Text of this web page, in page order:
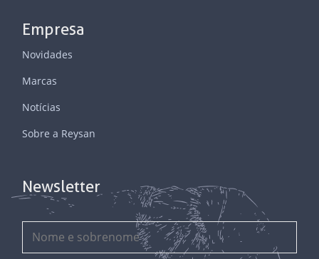
Empresa
Novidades
Marcas
Notícias
Sobre a Reysan
Newsletter